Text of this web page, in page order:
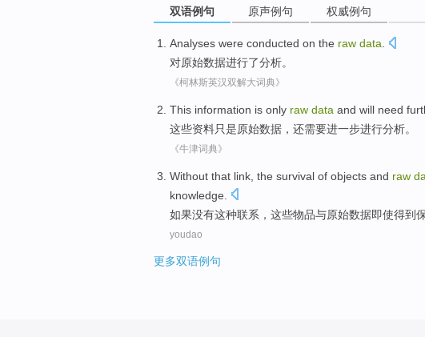
双语例句 原声例句 权威例句
Analyses were conducted on the raw data
对原始数据进行了分析。
《柯林斯英汉双解大词典》
This information is only raw data and will need
这些资料只是原始数据 ， 还需要进一步进行分析。
《牛津词典》
Without that link the survival of objects and raw
knowledge
如果没有这种联系 ， 这些物品与原始数据即使得到
youdao
更多双语例句